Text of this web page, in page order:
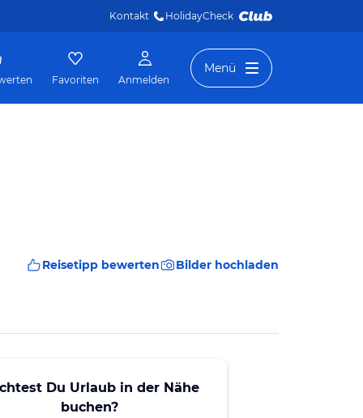
Kontakt HolidayCheck
Favoriten Anmelden
Menü
Reisetipp bewerten Bilder hochladen
Du Urlaub in der Nähe
buchen?